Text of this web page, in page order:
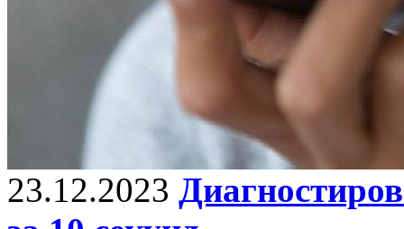
23.12.2023